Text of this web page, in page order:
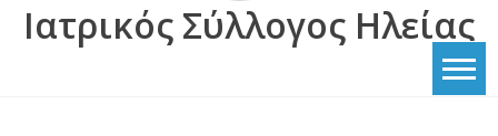
Ιατρικός Σύλλογος Ηλείας